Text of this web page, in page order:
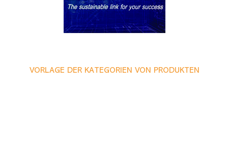
VORLAGE DER KATEGORIEN VON PRODUKTEN